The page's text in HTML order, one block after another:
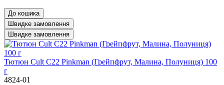
До кошика
Швидке замовлення
Швидке замовлення
Тютюн Cult C22 Pinkman (Грейпфрут, Малина, Полуниця) 100
г
4824-01